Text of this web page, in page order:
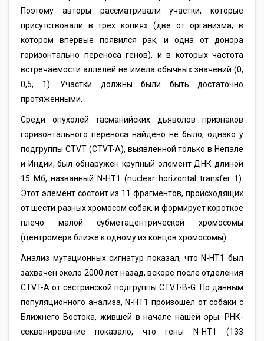
Поэтому авторы рассматривали участки, которые
присутствовали в трех копиях (две от организма, в
котором впервые появился рак, и одна от донора
горизонтально переноса генов), и в которых частота
встречаемости аллелей не имела обычных значений (0,
0,5, 1). Участки должны были быть достаточно
протяженными.
Среди опухолей тасманийских дьяволов признаков
горизонтального переноса найдено не было, однако у
подгруппы CTVT (CTVT-A), выявленной только в Непале
и Индии, был обнаружен крупный элемент ДНК длиной
15 Мб, названный N-HT1 (nuclear horizontal transfer 1).
Этот элемент состоит из 11 фрагментов, происходящих
от шести разных хромосом собак, и формирует короткое
плечо малой субметацентрической хромосомы
(центромера ближе к одному из концов хромосомы).
Анализ мутационных сигнатур показал, что N-HT1 был
захвачен около 2000 лет назад, вскоре после отделения
CTVT-A от сестринской подгруппы CTVT-B-G. По данным
популяционного анализа, N-HT1 произошел от собаки с
Ближнего Востока, жившей в начале нашей эры. РНК-
секвенирование показало, что гены N-HT1 (133